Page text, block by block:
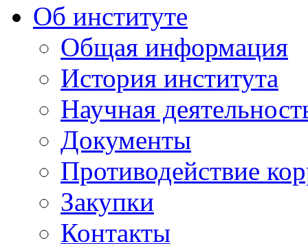
Об институте
Общая информация
История института
Научная
Документы
Противодействие
Закупки
Контакты